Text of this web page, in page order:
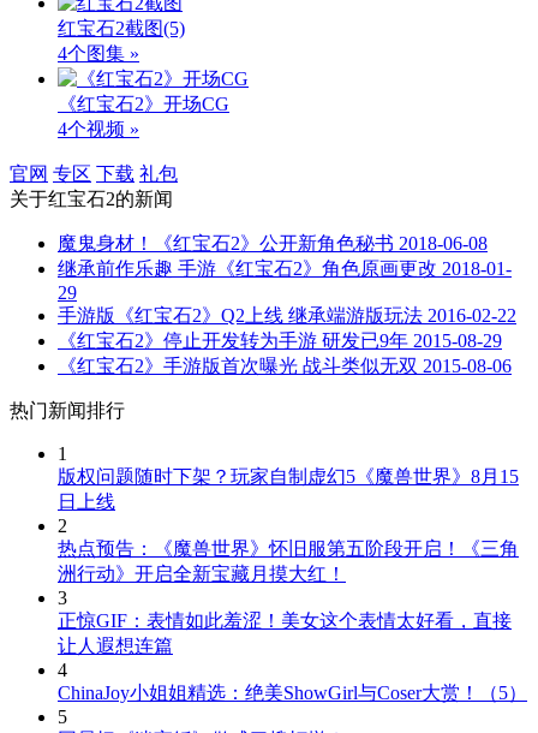
红宝石2截图(5)
4个图集 »
《红宝石2》开场CG
4个视频 »
官网 专区 下载 礼包
关于红宝石2的新闻
魔鬼身材！《红宝石2》公开新角色秘书 2018-06-08
继承前作乐趣 手游《红宝石2》角色原画更改 2018-01-
29
手游版《红宝石2》Q2上线 继承端游版玩法 2016-02-22
《红宝石2》停止开发转为手游 研发已9年 2015-08-29
《红宝石2》手游版首次曝光 战斗类似无双 2015-08-06
热门新闻排行
1
版权问题随时下架？玩家自制虚幻5《魔兽世界》8月15
日上线
2
热点预告：《魔兽世界》怀旧服第五阶段开启！《三角
洲行动》开启全新宝藏月摸大红！
3
正惊GIF：表情如此羞涩！美女这个表情太好看，直接
让人遐想连篇
4
ChinaJoy小姐姐精选：绝美ShowGirl与Coser大赏！（5）
5